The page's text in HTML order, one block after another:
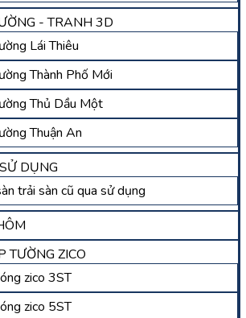
- TRANH 3D
Lái Thiêu
Thành Phố Mới
Thủ Dầu Một
Thuận An
DỤNG
trải sàn cũ qua sử dụng
TƯỜNG ZICO
zico 3ST
zico 5ST